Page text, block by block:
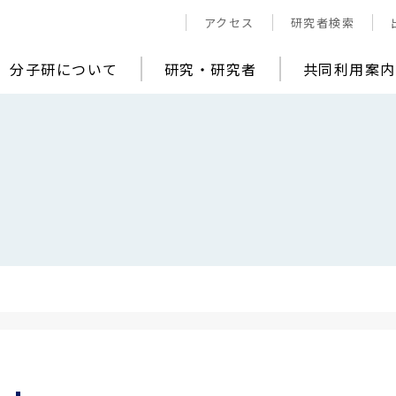
アクセス 研究者検索
分子研について 研究・研究者 共同利用案内